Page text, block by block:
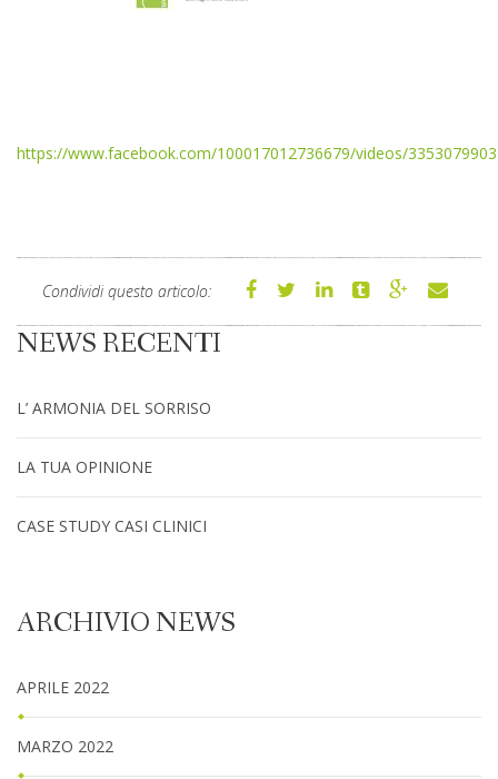
https://www.facebook.com/100017012736679/videos/
Condividi questo articolo:
NEWS RECENTI
L’ ARMONIA DEL SORRISO
LA TUA OPINIONE
CASE STUDY CASI CLINICI
ARCHIVIO NEWS
APRILE 2022
MARZO 2022